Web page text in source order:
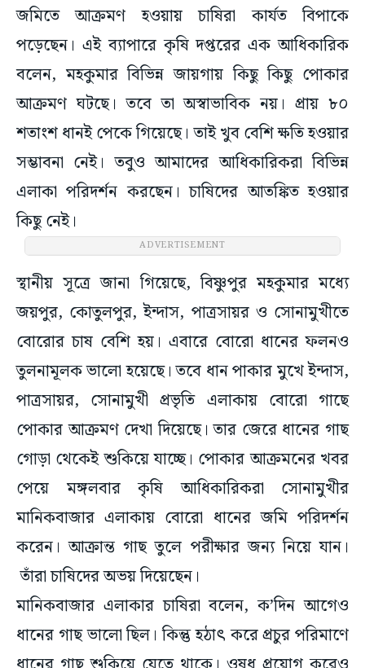
জমিতে আক্রমণ হওয়ায় চাষিরা কার্যত বিপাকে
পড়েছেন। এই ব্যাপারে কৃষি দপ্তরের এক আধিকারিক
বলেন, মহকুমার বিভিন্ন জায়গায় কিছু কিছু পোকার
আক্রমণ ঘটছে। তবে তা অস্বাভাবিক নয়। প্রায় ৮০
শতাংশ ধানই পেকে গিয়েছে। তাই খুব বেশি ক্ষতি হওয়ার
সম্ভাবনা নেই। তবুও আমাদের আধিকারিকরা বিভিন্ন
এলাকা পরিদর্শন করছেন। চাষিদের আতঙ্কিত হওয়ার
কিছু নেই।
ADVERTISEMENT
স্থানীয় সূত্রে জানা গিয়েছে, বিষ্ণুপুর মহকুমার মধ্যে
জয়পুর, কোতুলপুর, ইন্দাস, পাত্রসায়র ও সোনামুখীতে
বোরোর চাষ বেশি হয়। এবারে বোরো ধানের ফলনও
তুলনামূলক ভালো হয়েছে। তবে ধান পাকার মুখে ইন্দাস,
পাত্রসায়র, সোনামুখী প্রভৃতি এলাকায় বোরো গাছে
পোকার আক্রমণ দেখা দিয়েছে। তার জেরে ধানের গাছ
গোড়া থেকেই শুকিয়ে যাচ্ছে। পোকার আক্রমনের খবর
পেয়ে মঙ্গলবার কৃষি আধিকারিকরা সোনামুখীর
মানিকবাজার এলাকায় বোরো ধানের জমি পরিদর্শন
করেন। আক্রান্ত গাছ তুলে পরীক্ষার জন্য নিয়ে যান।
তাঁরা চাষিদের অভয় দিয়েছেন।
মানিকবাজার এলাকার চাষিরা বলেন, ক’দিন আগেও
ধানের গাছ ভালো ছিল। কিন্তু হঠাৎ করে প্রচুর পরিমাণে